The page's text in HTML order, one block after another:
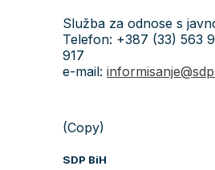
Služba za odnose s
Telefon: +387 (33) 563
917
e-mail:
(Copy)
SDP BiH